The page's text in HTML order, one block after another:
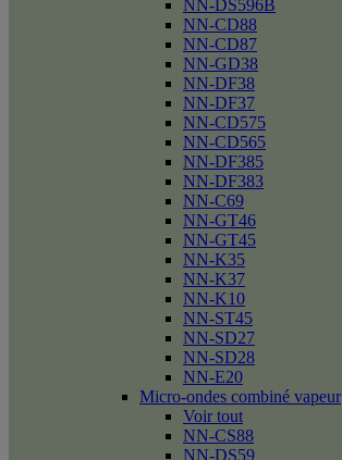
NN-DS596B
NN-CD88
NN-CD87
NN-GD38
NN-DF38
NN-DF37
NN-CD575
NN-CD565
NN-DF385
NN-DF383
NN-C69
NN-GT46
NN-GT45
NN-K35
NN-K37
NN-K10
NN-ST45
NN-SD27
NN-SD28
NN-E20
Micro-ondes combiné vapeur
Voir tout
NN-CS88
NN-DS59